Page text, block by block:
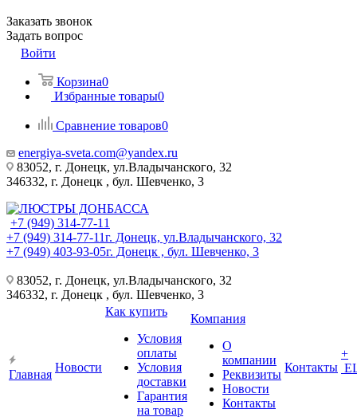
Заказать звонок
Задать вопрос
Войти
Корзина0
Избранные товары0
Сравнение товаров0
energiya-sveta.com@yandex.ru
83052, г. Донецк, ул.Владычанского, 32
346332, г. Донецк , бул. Шевченко, 3
+7 (949) 314-77-11
+7 (949) 314-77-11г. Донецк, ул.Владычанского, 32
+7 (949) 403-93-05г. Донецк , бул. Шевченко, 3
83052, г. Донецк, ул.Владычанского, 32
346332, г. Донецк , бул. Шевченко, 3
Главная
Новости
Как купить
Условия
оплаты
Условия
доставки
Гарантия
на товар
Компания
О
компании
Реквизиты
Новости
Контакты
Контакты
+